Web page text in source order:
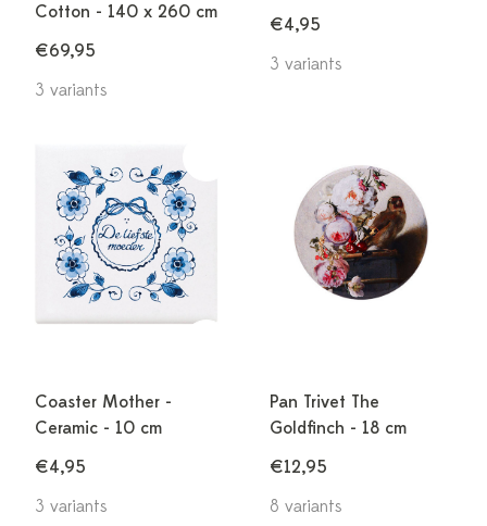
Cotton - 140 x 260 cm
€69,95
3 variants
€4,95
3 variants
Coaster Mother -
Ceramic - 10 cm
€4,95
3 variants
Pan Trivet The
Goldfinch - 18 cm
€12,95
8 variants